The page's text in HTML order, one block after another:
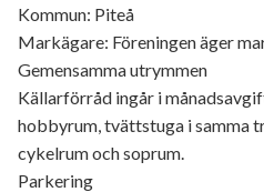
Kommun: Piteå
Markägare: Föreningen äger
Gemensamma utrymmen
Källarförråd ingår i
hobbyrum, tvättstuga i samma
cykelrum och soprum.
Parkering